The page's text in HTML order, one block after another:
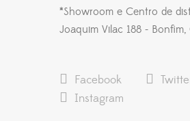
*Showroom e Centro de
Joaquim Vilac 188 - Bonfim,
Facebook
Instagram